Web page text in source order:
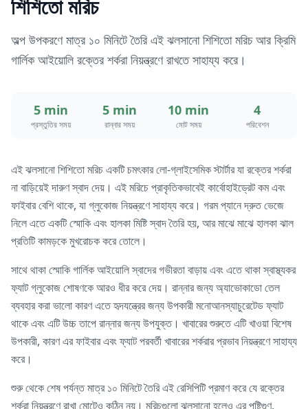
শিশিতো মরিচ
অল্প উপকরণে মাত্র ১০ মিনিটে তৈরি এই ঝলসানো শিশিতো মরিচ আর ক্রিমি
গার্লিক আইয়োলি রক্তের শর্করা নিয়ন্ত্রণে রাখতে সাহায্য করে।
5 min
প্রস্তুতির সময়
5 min
রান্নার সময়
10 min
মোট সময়
4
পরিবেশন
এই ঝলসানো শিশিতো মরিচ একটি চমৎকার লো-গ্লাইসেমিক স্টার্টার যা রক্তের শর্করা
না বাড়িয়েই দারুণ স্বাদ দেয়। এই মরিচে প্রাকৃতিকভাবেই কার্বোহাইড্রেট কম এবং
ফাইবার বেশি থাকে, যা গ্লুকোজ নিয়ন্ত্রণে সাহায্য করে। গরম প্যানে দ্রুত ভেজে
নিলে এতে একটি স্মোকি এবং হালকা মিষ্টি স্বাদ তৈরি হয়, আর মাঝে মাঝে হালকা ঝাল
প্রতিটি কামড়কে মুখরোচক করে তোলে।
সাথে থাকা স্মোকি গার্লিক আইয়োলি স্বাদের গভীরতা বাড়ায় এবং এতে থাকা স্বাস্থ্যকর
ফ্যাট গ্লুকোজ শোষণকে আরও ধীর করে দেয়। রান্নার জন্য অ্যাভোকাডো তেল
ব্যবহার করা ভালো কারণ এতে হৃদযন্ত্রের জন্য উপকারী মনোআনস্যাচুরেটেড ফ্যাট
থাকে এবং এটি উচ্চ তাপে রান্নার জন্য উপযুক্ত। খাবারের শুরুতে এটি খাওয়া বিশেষ
উপকারী, কারণ এর ফাইবার এবং ফ্যাট পরবর্তী খাবারের শর্করার প্রভাব নিয়ন্ত্রণে সাহায্য
করে।
শুরু থেকে শেষ পর্যন্ত মাত্র ১০ মিনিটে তৈরি এই রেসিপিটি প্রমাণ করে যে রক্তের
শর্করা নিয়ন্ত্রণে রাখা মোটেও কঠিন নয়। মরিচগুলো ঝলসানো হলেও এর পুষ্টিগুণ,